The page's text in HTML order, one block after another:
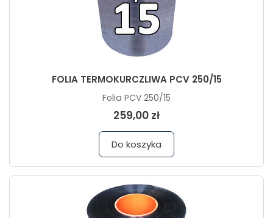
FOLIA TERMOKURCZLIWA PCV 250/15
Folia PCV 250/15
259,00 zł
Do koszyka